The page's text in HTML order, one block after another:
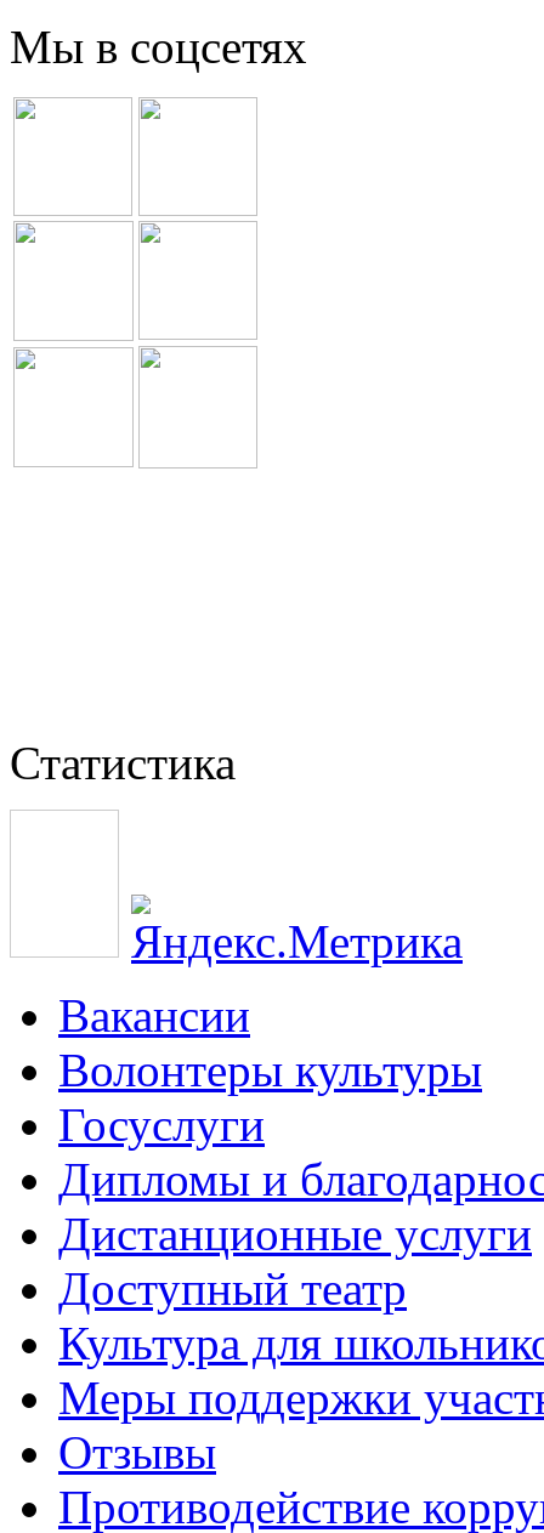
Мы в соцсетях
Статистика
Вакансии
Волонтеры культуры
Госуслуги
Дипломы и
Дистанционные услуги
Доступный театр
Культура для
Меры поддержки
Отзывы
Противодействие